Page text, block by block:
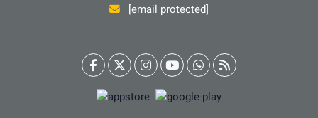
[email protected]